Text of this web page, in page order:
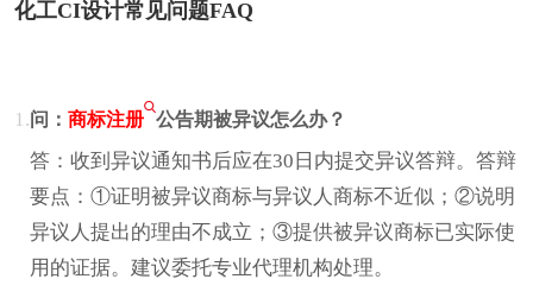
化工CI设计常见问题FAQ
1.问： 商标注册 公告期被异议怎么办？
答：收到异议通知书后应在30日内提交异议答辩。答辩
要点：①证明被异议商标与异议人商标不近似；②说明
异议人提出的理由不成立；③提供被异议商标已实际使
用的证据。建议委托专业代理机构处理。